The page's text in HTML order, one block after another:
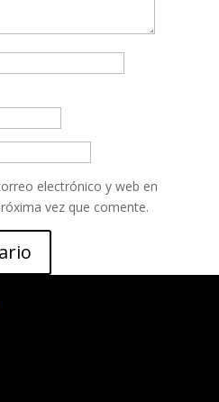
electrónico y web en
vez que comente.